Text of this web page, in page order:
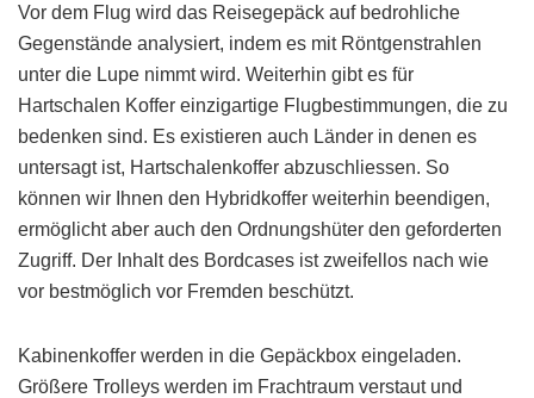
Vor dem Flug wird das Reisegepäck auf bedrohliche
Gegenstände analysiert, indem es mit Röntgenstrahlen
unter die Lupe nimmt wird. Weiterhin gibt es für
Hartschalen Koffer einzigartige Flugbestimmungen, die zu
bedenken sind. Es existieren auch Länder in denen es
untersagt ist, Hartschalenkoffer abzuschliessen. So
können wir Ihnen den Hybridkoffer weiterhin beendigen,
ermöglicht aber auch den Ordnungshüter den geforderten
Zugriff. Der Inhalt des Bordcases ist zweifellos nach wie
vor bestmöglich vor Fremden beschützt.
Kabinenkoffer werden in die Gepäckbox eingeladen.
Größere Trolleys werden im Frachtraum verstaut und